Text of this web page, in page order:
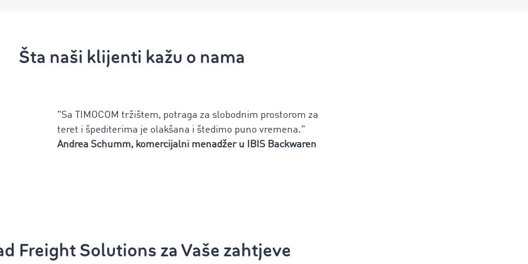
Šta naši klijenti kažu o nama
"Sa TIMOCOM tržištem, potraga za slobodnim prostorom za
teret i špediterima je olakšana i štedimo puno vremena."
Andrea Schumm, komercijalni menadžer u IBIS Backwaren
Freight Solutions za Vaše zahtjeve